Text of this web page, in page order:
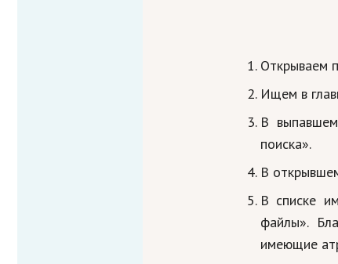
Открываем
Ищем в
В
поиска».
В
В списке
файлы».
имеющие